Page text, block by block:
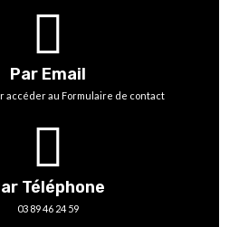
Par Email
accéder au Formulaire de contact
Téléphone
03 89 46 24 59